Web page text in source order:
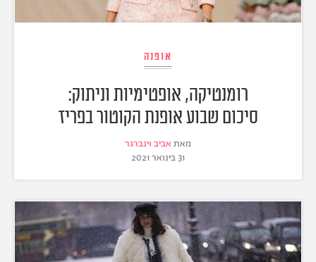
אופנה
רומנטיקה, אופטימיות וניתוק:
סיכום שבוע אופנת הקוטור בפריז
מאת אביב וינברגר
31 בינואר 2021